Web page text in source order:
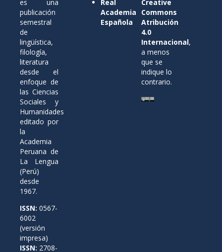
es una
publicación
semestral
de
lingüística,
filología,
literatura
desde el
enfoque de
las Ciencias
Sociales y
Humanidades
editado por
la
Academia
Peruana de
La Lengua
(Perú)
desde
1967.
ISSN: 0567-
6002
(versión
impresa)
ISSN: 2708-
Real
Academia
Española
Creative
Commons
Atribución
4.0
Internacional,
a menos
que se
indique lo
contrario.